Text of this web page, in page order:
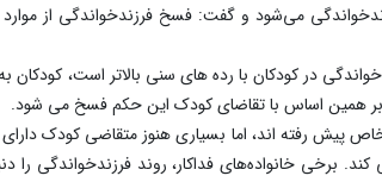
می‌شود و گفت: فسخ فرزندخواندگی از موارد
در کودکان با رده های سنی بالاتر است،
و بر همین اساس با تقاضای کودک این حکم فسخ می شود.
پیش رفته اند، اما بسیاری هنوز متقاضی کودک
خانواده‌های فداکار، روند فرزندخواندگی را